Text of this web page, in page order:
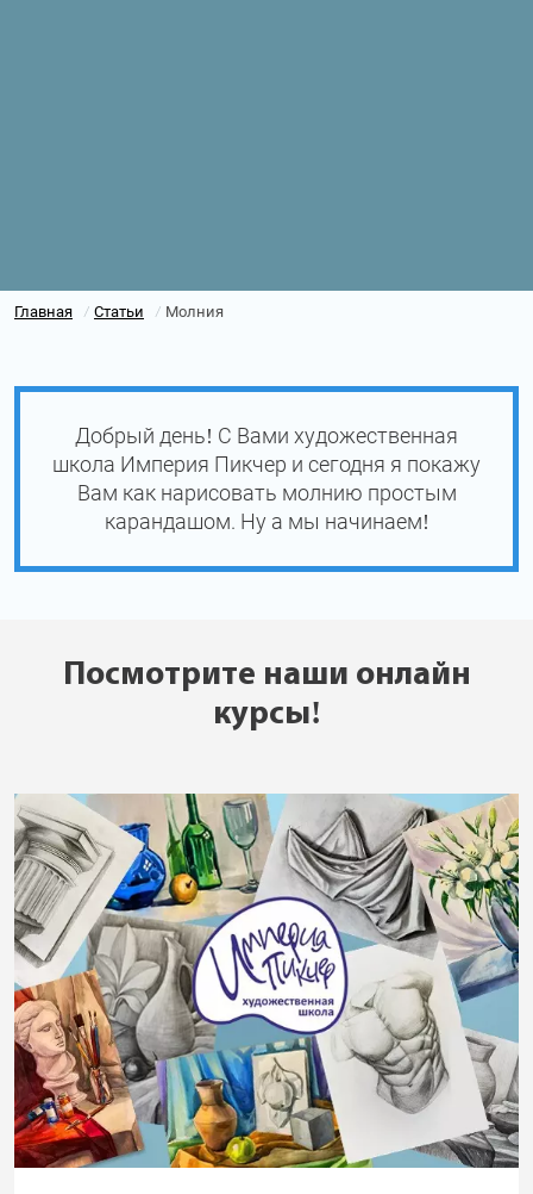
Главная / Статьи / Молния
Добрый день! С Вами художественная
школа Империя Пикчер и сегодня я покажу
Вам как нарисовать молнию простым
карандашом. Ну а мы начинаем!
Посмотрите наши онлайн
курсы!